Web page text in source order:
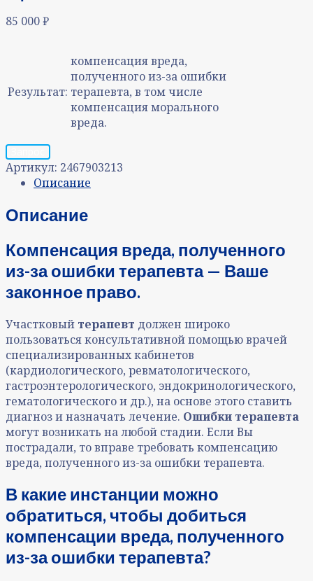
85 000₽
Результат:
компенсация вреда,
полученного из-за ошибки
терапевта, в том числе
компенсация морального
вреда.
Артикул: 2467903213
Описание
Описание
Компенсация вреда, полученного
из-за ошибки терапевта — Ваше
законное право.
Участковый терапевт должен широко
пользоваться консультативной помощью врачей
специализированных кабинетов
(кардиологического, ревматологического,
гастроэнтерологического, эндокринологического,
гематологического и др.), на основе этого ставить
диагноз и назначать лечение. Ошибки терапевта
могут возникать на любой стадии. Если Вы
пострадали, то вправе требовать компенсацию
вреда, полученного из-за ошибки терапевта.
В какие инстанции можно
обратиться, чтобы добиться
компенсации вреда, полученного
из-за ошибки терапевта?